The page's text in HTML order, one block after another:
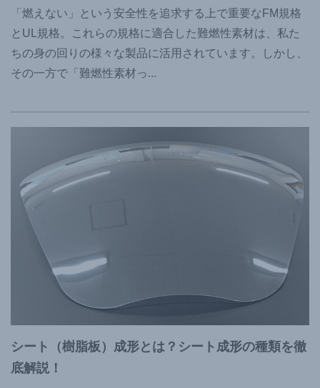
「燃えない」という安全性を追求する上で重要なFM規格
とUL規格。これらの規格に適合した難燃性素材は、私た
ちの身の回りの様々な製品に活用されています。しかし、
その一方で「難燃性素材っ...
シート（樹脂板）成形とは？シート成形の種類を徹
底解説！